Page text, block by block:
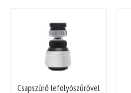
Csapszűrő lefolyószűrővel